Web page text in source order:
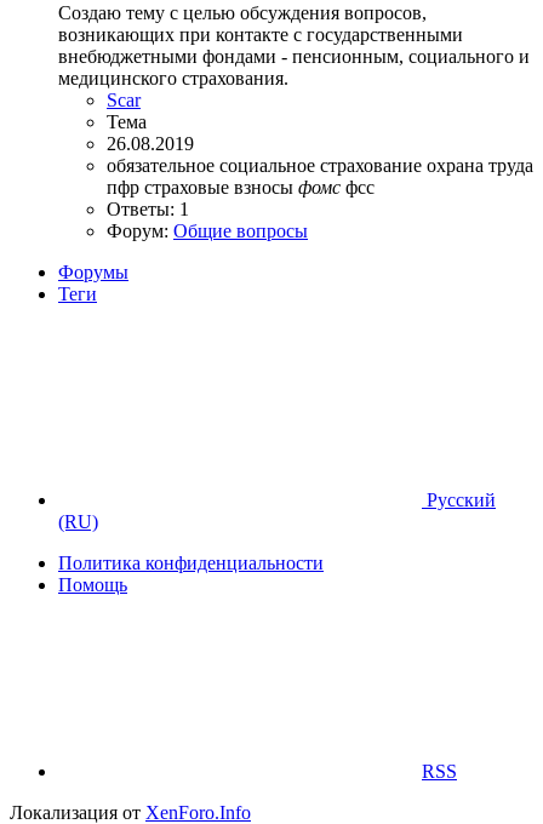
Создаю тему с целью обсуждения вопросов,
возникающих при контакте с государственными
внебюджетными фондами - пенсионным, социального и
медицинского страхования.
Scar
Тема
26.08.2019
обязательное социальное страхование охрана труда
пфр страховые взносы фомс фсс
Ответы: 1
Форум: Общие вопросы
Форумы
Теги
Русский
(RU)
Политика конфиденциальности
Помощь
RSS
Локализация от XenForo.Info